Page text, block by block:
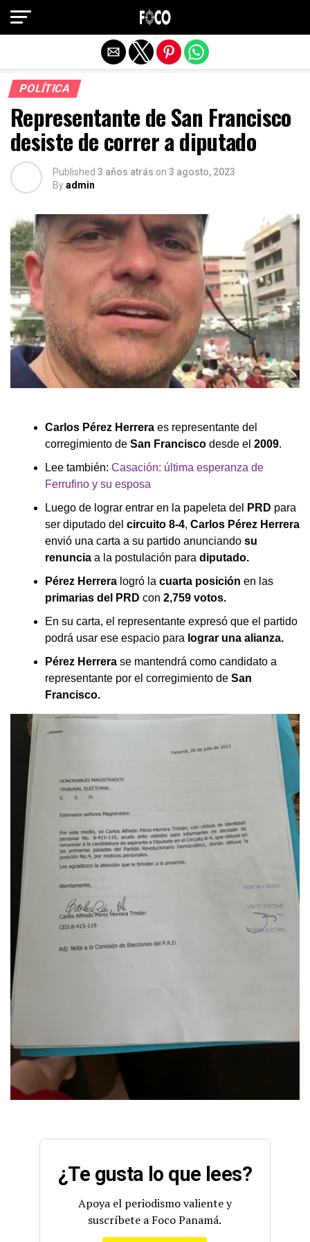
POLÍTICA
Representante de San Francisco
desiste de correr a diputado
Published 3 años atrás on 3 agosto, 2023
Byadmin
Carlos Pérez Herrera es representante del
corregimiento de San Francisco desde el 2009.
Lee también: Casación: última esperanza de
Ferrufino y su esposa
Luego de lograr entrar en la papeleta del
PRD para
ser diputado del circuito 8-4, Carlos Pérez Herrera
envió una carta a su partido anunciando su
renuncia a la postulación para diputado.
Pérez Herrera logró la cuarta posición en las
primarias del PRD con 2,759 votos.
En su carta, el representante expresó que el partido
podrá usar ese espacio para lograr una alianza.
Pérez Herrera se mantendrá como candidato a
representante por el corregimiento de San
Francisco.
¿Te gusta lo que lees?
Apoya el periodismo valiente y
suscríbete a Foco Panamá.
Salir de la versión móvil